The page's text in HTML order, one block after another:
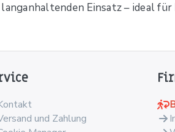
Einsatz – ideal
und Zahlung